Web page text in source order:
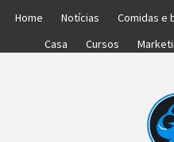
Home Notícias Comidas e
Casa
Cursos